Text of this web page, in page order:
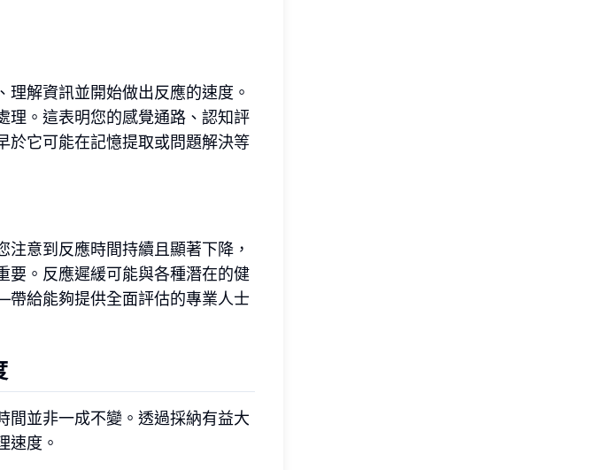
解資訊並開始做出反應的速度。
理。這表明您的感覺通路、認知評
於它可能在記憶提取或問題解決等
意到反應時間持續且顯著下降，
要。反應遲緩可能與各種潛在的健
給能夠提供全面評估的專業人士
間並非一成不變。透過採納有益大
速度。